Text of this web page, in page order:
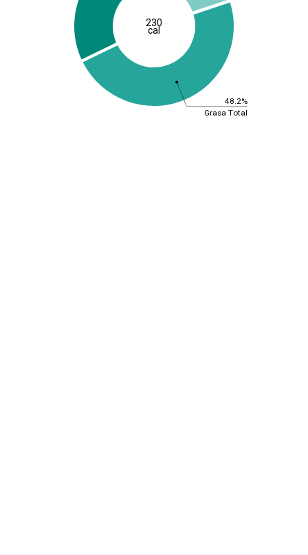
48.2%
Grasa Total
230
cal